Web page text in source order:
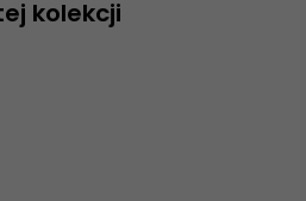
kolekcji